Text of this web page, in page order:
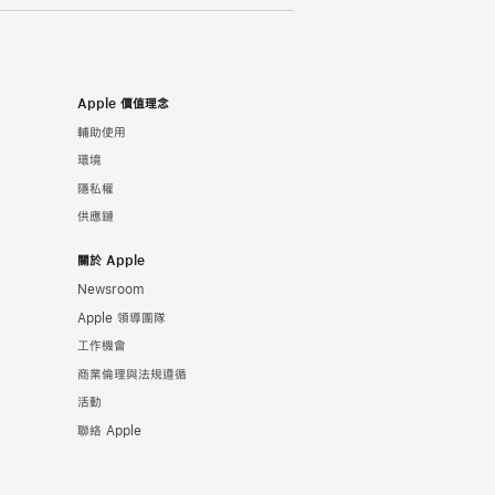
Apple 價值理念
輔助使用
環境
隱私權
供應鏈
關於 Apple
Newsroom
Apple 領導團隊
工作機會
商業倫理與法規遵循
活動
聯絡 Apple